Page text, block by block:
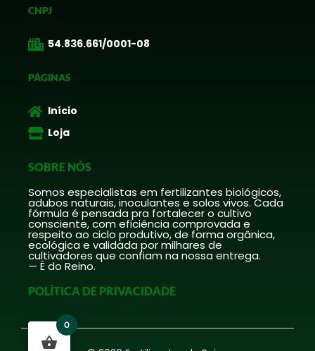
CNPJ
54.836.661/0001-08
PÁGINAS
Início
Loja
SOBRE NÓS
Somos especialistas em fertilizantes biológicos,
adubos naturais, inoculantes e solos vivos. Cada
fórmula é pensada pra fortalecer o cultivo
consciente, com eficiência comprovada e
respeito ao ciclo produtivo, de forma orgânica,
ecológica e validada por milhares de
cultivadores que confiam na nossa entrega.
— É do Reino.
POLÍTICA DE PRIVACIDADE
0